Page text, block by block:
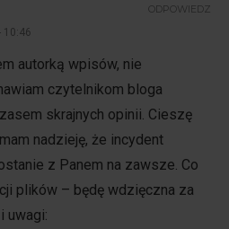
10:46
autorką wpisów, nie
czytelnikom bloga
skrajnych opinii. Cieszę
nadzieję, że incydent
z Panem na zawsze. Co
plików – będę wdzięczna za
uwagi:
ODPOWIEDZ